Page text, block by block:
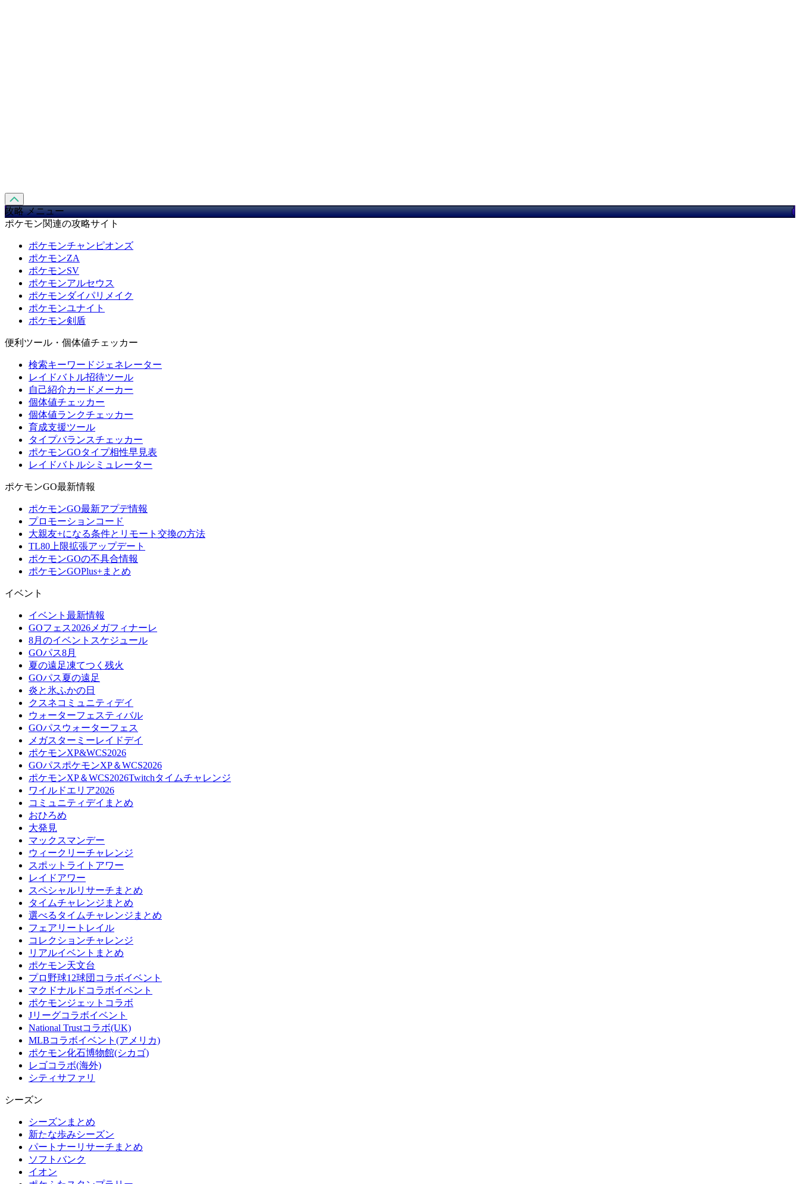
攻略 メニュー
ポケモン関連の攻略サイト
ポケモンチャンピオンズ
ポケモンZA
ポケモンSV
ポケモンアルセウス
ポケモンダイパリメイク
ポケモンユナイト
ポケモン剣盾
便利ツール・個体値チェッカー
検索キーワードジェネレーター
レイドバトル招待ツール
自己紹介カードメーカー
個体値チェッカー
個体値ランクチェッカー
育成支援ツール
タイプバランスチェッカー
ポケモンGOタイプ相性早見表
レイドバトルシミュレーター
ポケモンGO最新情報
ポケモンGO最新アプデ情報
プロモーションコード
大親友+になる条件とリモート交換の方法
TL80上限拡張アップデート
ポケモンGOの不具合情報
ポケモンGOPlus+まとめ
イベント
イベント最新情報
GOフェス2026メガフィナーレ
8月のイベントスケジュール
GOパス8月
夏の遠足凍てつく残火
GOパス夏の遠足
炎と氷ふかの日
クスネコミュニティデイ
ウォーターフェスティバル
GOパスウォーターフェス
メガスターミーレイドデイ
ポケモンXP&WCS2026
GOパスポケモンXP＆WCS2026
ポケモンXP＆WCS2026Twitchタイムチャレンジ
ワイルドエリア2026
コミュニティデイまとめ
おひろめ
大発見
マックスマンデー
ウィークリーチャレンジ
スポットライトアワー
レイドアワー
スペシャルリサーチまとめ
タイムチャレンジまとめ
選べるタイムチャレンジまとめ
フェアリートレイル
コレクションチャレンジ
リアルイベントまとめ
ポケモン天文台
プロ野球12球団コラボイベント
マクドナルドコラボイベント
ポケモンジェットコラボ
Jリーグコラボイベント
National Trustコラボ(UK)
MLBコラボイベント(アメリカ)
ポケモン化石博物館(シカゴ)
レゴコラボ(海外)
シティサファリ
シーズン
シーズンまとめ
新たな歩みシーズン
パートナーリサーチまとめ
ソフトバンク
イオン